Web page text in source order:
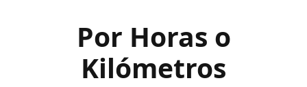
Por Horas o
Kilómetros